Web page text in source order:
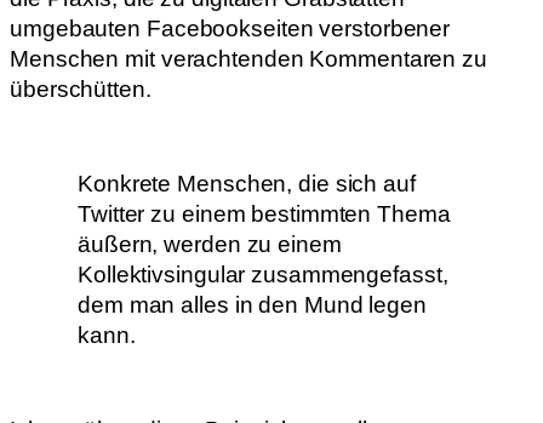
umgebauten Facebookseiten verstorbener
Menschen mit verachtenden Kommentaren zu
überschütten.
Konkrete Menschen, die sich auf
Twitter zu einem bestimmten Thema
äußern, werden zu einem
Kollektivsingular zusammengefasst,
dem man alles in den Mund legen
kann.